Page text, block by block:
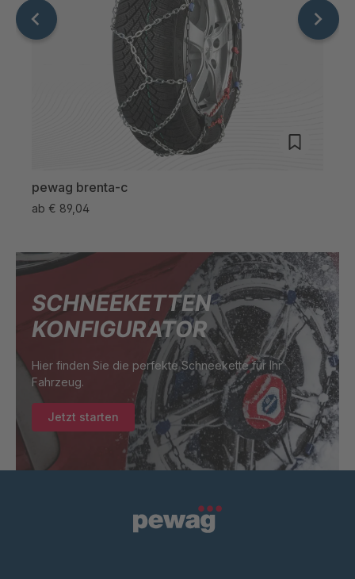
pewag brenta-c
ab € 89,04
SCHNEEKETTEN
KONFIGURATOR
Hier finden Sie die perfekte Schneekette für Ihr
Fahrzeug.
Jetzt starten